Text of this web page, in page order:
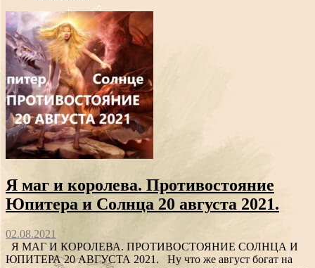
Я маг и королева. Противостояние
Юпитера и Солнца 20 августа 2021.
02.08.2021
Я МАГ И КОРОЛЕВА. ПРОТИВОСТОЯНИЕ СОЛНЦА И
ЮПИТЕРА 20 АВГУСТА 2021. Ну что же август богат на